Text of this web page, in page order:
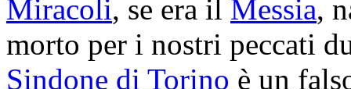
Miracoli, se era il Messia,
morto per i nostri peccati
Sindone di Torino è un